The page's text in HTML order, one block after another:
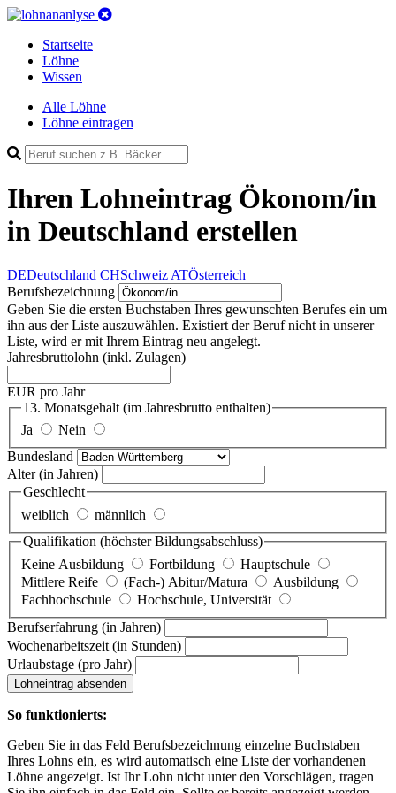
Startseite
Löhne
Wissen
Alle Löhne
Löhne eintragen
Ihren Lohneintrag Ökonom/in
in Deutschland erstellen
DEDeutschland CHSchweiz ATÖsterreich
Berufsbezeichnung
Geben Sie die ersten Buchstaben Ihres gewunschten Berufes ein um
ihn aus der Liste auszuwählen. Existiert der Beruf nicht in unserer
Liste, wird er mit Ihrem Eintrag neu angelegt.
Jahresbruttolohn (inkl. Zulagen)
EUR pro Jahr
13. Monatsgehalt (im Jahresbrutto enthalten)
Ja
Nein
Bundesland
Alter(in Jahren)
Geschlecht
weiblich
männlich
Qualifikation (höchster Bildungsabschluss)
Keine Ausbildung
Fortbildung
Hauptschule
Mittlere Reife
(Fach-) Abitur/Matura
Ausbildung
Fachhochschule
Hochschule, Universität
Berufserfahrung (in Jahren)
Wochenarbeitszeit (in Stunden)
Urlaubstage (pro Jahr)
Lohneintrag absenden
So funktionierts:
Geben Sie in das Feld Berufsbezeichnung einzelne Buchstaben
Ihres Lohns ein, es wird automatisch eine Liste der vorhandenen
Löhne angezeigt. Ist Ihr Lohn nicht unter den Vorschlägen, tragen